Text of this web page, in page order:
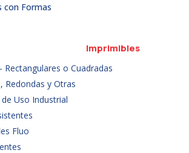
con Formas
Imprimibles
Rectangulares o Cuadradas
Redondas y Otras
Uso Industrial
Fluo